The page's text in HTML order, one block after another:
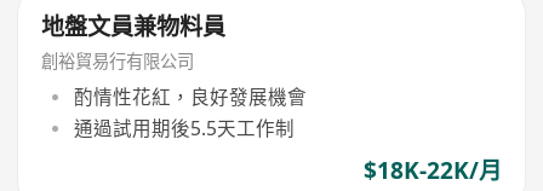
地盤文員兼物料員
創裕貿易行有限公司
酌情性花紅，良好發展機會
通過試用期後5.5天工作制
$18K-22K/月